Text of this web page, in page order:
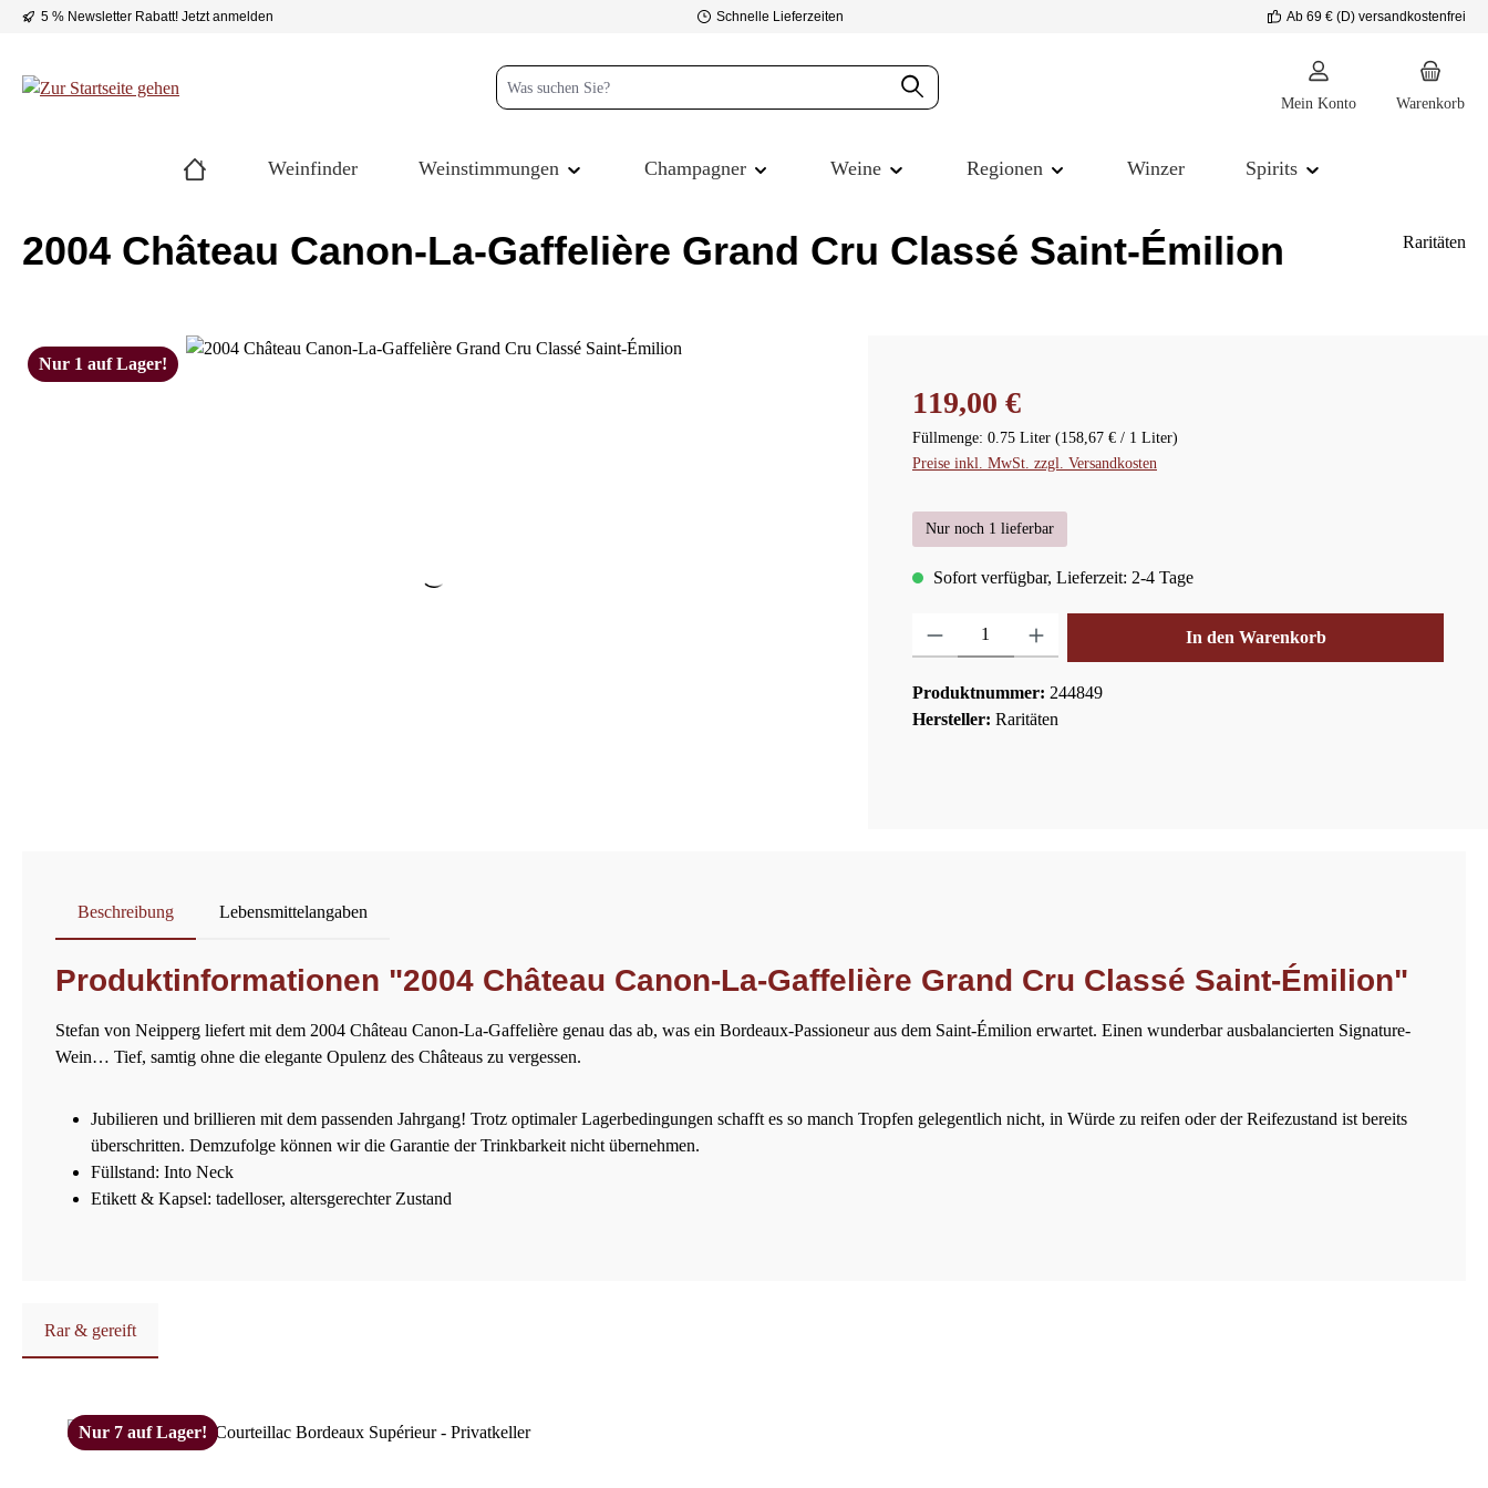
Hauptinhalt springen
Zur Suche springen
Zur Hauptnavigation springen
5 % Newsletter Rabatt! Jetzt anmelden Schnelle Lieferzeiten Ab 69 € (D) versandkostenfrei
Mein Konto Warenkorb
Weinfinder Weinstimmungen Champagner Weine Regionen Winzer Spirits
2004 Château Canon-La-Gaffelière Grand Cru Classé Saint-Émilion Raritäten
Bildergalerie überspringen
Nur 1 auf Lager!
Regulärer Preis:
119,00 €
Füllmenge: 0.75 Liter (158,67 € / 1 Liter)
Preise inkl. MwSt. zzgl. Versandkosten
Nur noch 1 lieferbar
Sofort verfügbar, Lieferzeit: 2-4 Tage
Produkt Anzahl: Gib den gewünschten Wert ein oder benutze die Schaltflächen um die
In den Warenkorb
Produktnummer: 244849
Hersteller: Raritäten
Beschreibung Lebensmittelangaben
Produktinformationen "2004 Château Canon-La-Gaffelière Grand Cru Classé Saint-Émilion"
Stefan von Neipperg liefert mit dem 2004 Château Canon-La-Gaffelière genau das ab, was ein Bordeaux-Passioneur aus dem Saint-Émilion erwartet. Einen wunderbar ausbalancierten Signature-
Wein… Tief, samtig ohne die elegante Opulenz des Châteaus zu vergessen.
Jubilieren und brillieren mit dem passenden Jahrgang! Trotz optimaler Lagerbedingungen schafft es so manch Tropfen gelegentlich nicht, in Würde zu reifen oder der Reifezustand ist bereits
überschritten. Demzufolge können wir die Garantie der Trinkbarkeit nicht übernehmen.
Füllstand: Into Neck
Etikett & Kapsel: tadelloser, altersgerechter Zustand
Rar & gereift
Nur 7 auf Lager!